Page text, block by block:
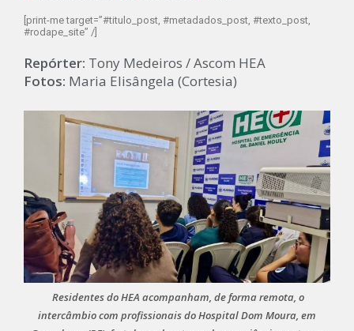
[print-me target=”#titulo_post, #metadados_post, #texto_post,
#rodape_site” /]
Repórter: Tony Medeiros / Ascom HEA
Fotos: Maria Elisângela (Cortesia)
Residentes do HEA acompanham, de forma remota, o
intercâmbio com profissionais do Hospital Dom Moura, em